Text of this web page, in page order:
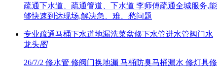
疏通下水道、疏通管道、下水道 李师傅疏通全城服务,能
够快速到达现场,解决急、难、愁问题
专业疏通马桶下水道地漏洗菜盆修下水管进水管阀门水
龙头图
26/7/2 修水管 修阀门换地漏 马桶防臭马桶漏水 修灯具修